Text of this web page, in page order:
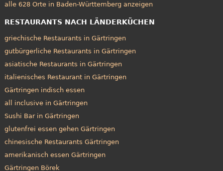
alle 628 Orte in Baden-Württemberg anzeigen
RESTAURANTS NACH LÄNDERKÜCHEN
griechische Restaurants in Gärtringen
gutbürgerliche Restaurants in Gärtringen
asiatische Restaurants in Gärtringen
italienisches Restaurant in Gärtringen
Gärtringen indisch essen
all inclusive in Gärtringen
Sushi Bar in Gärtringen
glutenfrei essen gehen Gärtringen
chinesische Restaurants Gärtringen
amerikanisch essen Gärtringen
Gärtringen Börek